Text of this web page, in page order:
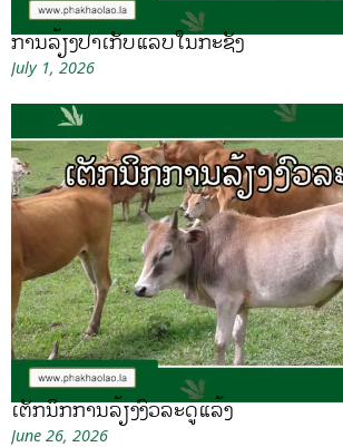
ການລ້ຽງປາເກັບແລບໃນກະຊັງ
July 1, 2026
ເຕັກນິກການລ້ຽງງົວລະດູແລ້ງ
June 26, 2026